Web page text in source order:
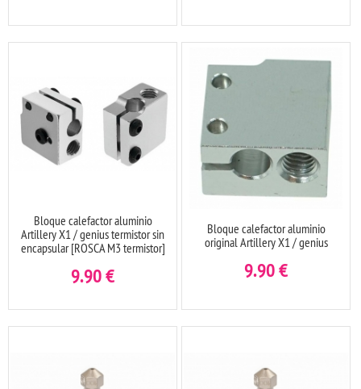
Bloque calefactor aluminio
Artillery X1 / genius termistor sin
encapsular [ROSCA M3 termistor]
9.90€
Bloque calefactor aluminio
original Artillery X1 / genius
9.90€